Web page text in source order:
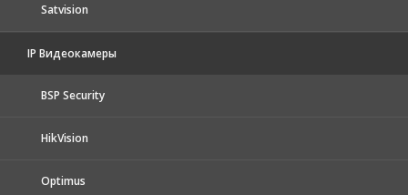
Satvision
IP Видеокамеры
BSP Security
HikVision
Optimus